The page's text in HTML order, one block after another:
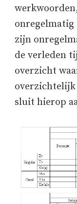
zijn
de verleden
overzicht
sluit hierop